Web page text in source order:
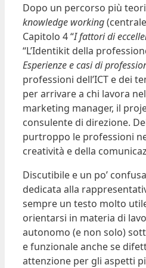
Dopo un percorso più
knowledge working
Capitolo 4 “I fattori di
“L’Identikit della
Esperienze e casi di
professioni dell’ICT e dei
per arrivare a chi lavora
marketing manager, il
consulente di direzione.
purtroppo le professioni
creatività e della
Discutibile e un po’
dedicata alla
sempre un testo molto
orientarsi in materia di
autonomo (e non solo)
e funzionale anche se
attenzione per gli aspetti